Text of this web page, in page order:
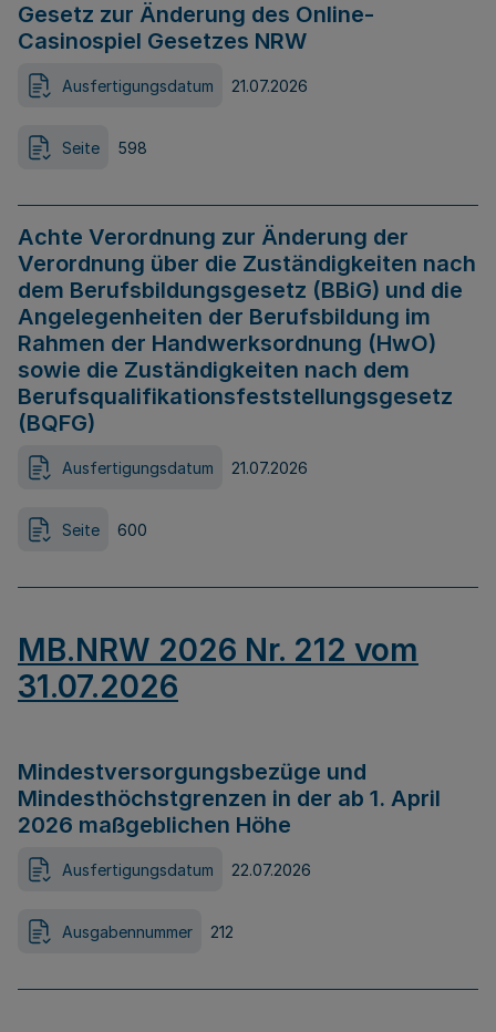
Gesetz zur Änderung des Online-
Casinospiel Gesetzes NRW
Ausfertigungsdatum 21.07.2026
Seite 598
Achte Verordnung zur Änderung der
Verordnung über die Zuständigkeiten nach
dem Berufsbildungsgesetz (BBiG) und die
Angelegenheiten der Berufsbildung im
Rahmen der Handwerksordnung (HwO)
sowie die Zuständigkeiten nach dem
Berufsqualifikationsfeststellungsgesetz
(BQFG)
Ausfertigungsdatum 21.07.2026
Seite 600
MB.NRW 2026 Nr. 212 vom
31.07.2026
Mindestversorgungsbezüge und
Mindesthöchstgrenzen in der ab 1. April
2026 maßgeblichen Höhe
Ausfertigungsdatum 22.07.2026
Ausgabennummer 212